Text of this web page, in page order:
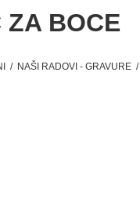
ZA BOCE
/ NAŠI RADOVI - GRAVURE /